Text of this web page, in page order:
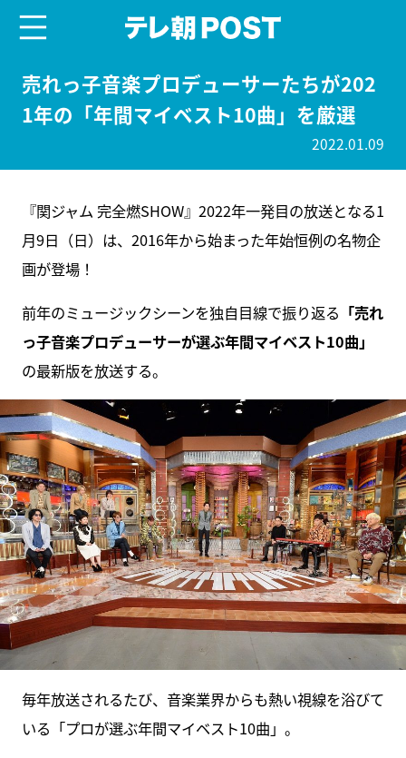
売れっ子音楽プロデューサーたちが202
1年の「年間マイベスト10曲」を厳選
2022.01.09
『関ジャム 完全燃SHOW』2022年一発目の放送となる1
月9日（日）は、2016年から始まった年始恒例の名物企
画が登場！
前年のミュージックシーンを独自目線で振り返る 「売れ
っ子音楽プロデューサーが選ぶ年間マイベスト10曲」
の最新版を放送する。
毎年放送されるたび、音楽業界からも熱い視線を浴びて
いる「プロが選ぶ年間マイベスト10曲」。